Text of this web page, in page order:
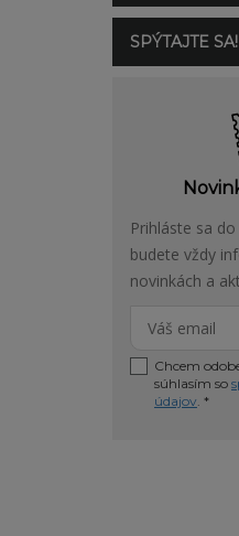
SPÝTAJTE SA!
Prihláste sa
budete vždy
novinkách a
Chcem
súhlasím so
údajov. *